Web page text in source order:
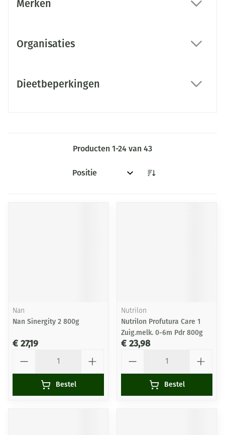
Merken
Organisaties
Dieetbeperkingen
Producten 1-24 van 43
Sorteer op:
Nan
Nan Sinergity 2 800g
€ 27,19
Bestel
Nutrilon
Nutrilon Profutura Care 1
Zuig.melk. 0-6m Pdr 800g
€ 23,98
Bestel